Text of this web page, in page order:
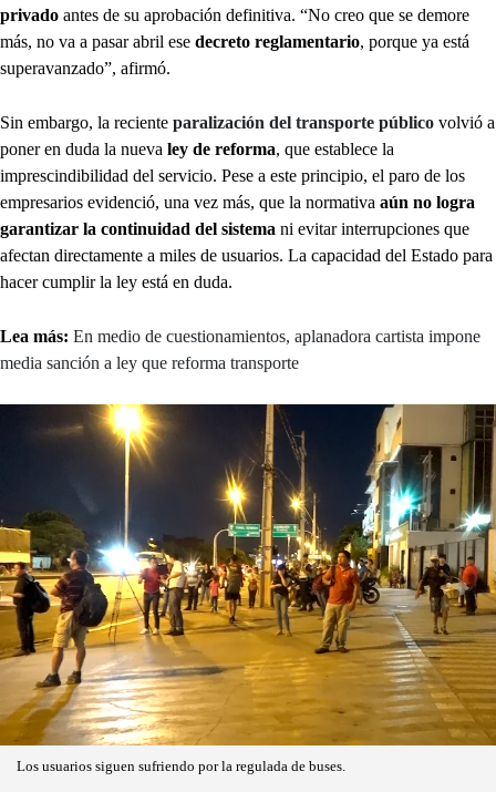
privado antes de su aprobación definitiva. “No creo que se demore
más, no va a pasar abril ese decreto reglamentario, porque ya está
superavanzado”, afirmó.
Sin embargo, la reciente paralización del transporte público volvió a
poner en duda la nueva ley de reforma, que establece la
imprescindibilidad del servicio. Pese a este principio, el paro de los
empresarios evidenció, una vez más, que la normativa aún no logra
garantizar la continuidad del sistema ni evitar interrupciones que
afectan directamente a miles de usuarios. La capacidad del Estado para
hacer cumplir la ley está en duda.
Lea más: En medio de cuestionamientos, aplanadora cartista impone
media sanción a ley que reforma transporte
Los usuarios siguen sufriendo por la regulada de buses.